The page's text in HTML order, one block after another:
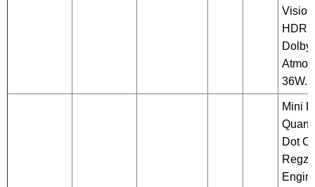
Dolby
Atmos
36W.
Mini
Dot
Regza